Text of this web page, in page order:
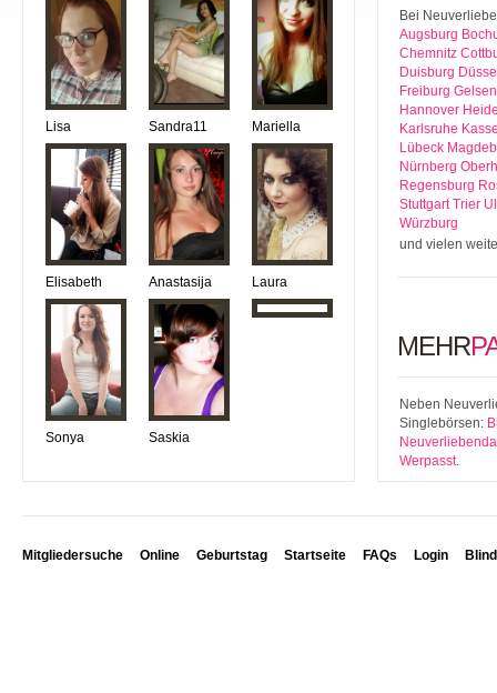
Lisa Sandra11 Mariella
Elisabeth Anastasija Laura
Sonya Saskia
Bei
Augsburg
Chemnitz
Duisburg
Freiburg
Hannover
Karlsruhe
Lübeck
Nürnberg
Regensburg
Stuttgart Trier
Würzburg
und vielen
MEHR
Neben
Singlebörsen:
Werpasst.
Mitgliedersuche Online Geburtstag Startseite FAQs Login